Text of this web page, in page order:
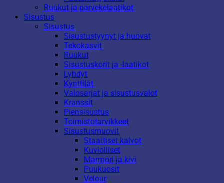
Ruukut ja parvekelaatikot
Sisustus
Sisustus
Sisustustyynyt ja huovat
Tekokasvit
Ruukut
Sisustuskorit ja -laatikot
Lyhdyt
Kynttilät
Valosarjat ja sisustusvalot
Kranssit
Piensisustus
Toimistotarvikkeet
Sisustusmuovit
Staattiset kalvot
Kuviolliset
Marmori ja kivi
Puukuosit
Velour